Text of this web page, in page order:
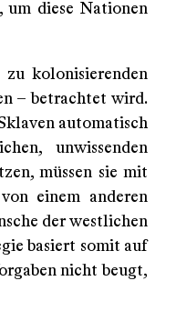
um diese Nationen
kolonisierenden
– betrachtet wird.
automatisch
unwissenden
müssen sie mit
einem anderen
der westlichen
basiert somit auf
nicht beugt,